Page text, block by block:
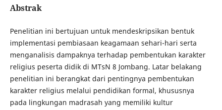
Abstrak
Penelitian ini bertujuan untuk mendeskripsikan bentuk
implementasi pembiasaan keagamaan sehari-hari serta
menganalisis dampaknya terhadap pembentukan karakter
religius peserta didik di MTsN 8 Jombang. Latar belakang
penelitian ini berangkat dari pentingnya pembentukan
karakter religius melalui pendidikan formal, khususnya
pada lingkungan madrasah yang memiliki kultur